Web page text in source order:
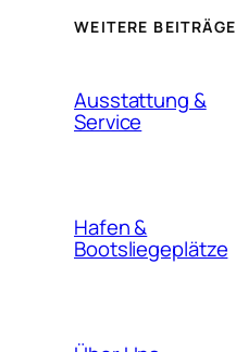
WEITERE BEITRÄGE
Ausstattung &
Service
Hafen &
Bootsliegeplätze